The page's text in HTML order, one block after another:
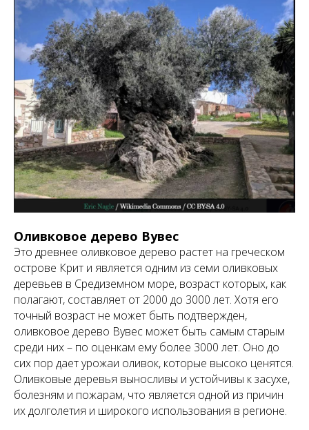
Оливковое дерево Вувес
Это древнее оливковое дерево растет на греческом
острове Крит и является одним из семи оливковых
деревьев в Средиземном море, возраст которых, как
полагают, составляет от 2000 до 3000 лет. Хотя его
точный возраст не может быть подтвержден,
оливковое дерево Вувес может быть самым старым
среди них – по оценкам ему более 3000 лет. Оно до
сих пор дает урожаи оливок, которые высоко ценятся.
Оливковые деревья выносливы и устойчивы к засухе,
болезням и пожарам, что является одной из причин
их долголетия и широкого использования в регионе.